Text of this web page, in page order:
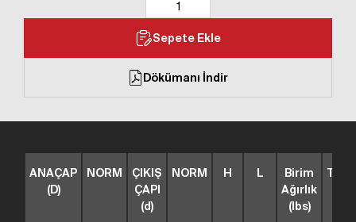
Sepete Ekle
Dökümanı İndir
ANAÇAP
(D)
NORM
ÇIKIŞ
ÇAPI
(d)
NORM H L
Birim
Ağırlık
(lbs)
TİP